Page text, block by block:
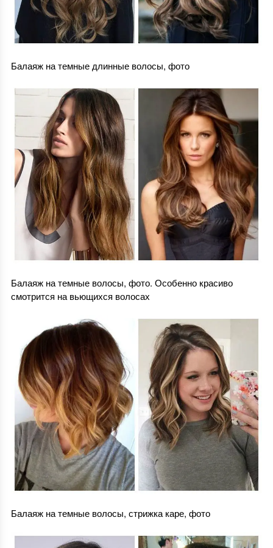
Балаяж на темные длинные волосы, фото
Балаяж на темные волосы, фото. Особенно красиво
смотрится на вьющихся волосах
Балаяж на темные волосы, стрижка каре, фото